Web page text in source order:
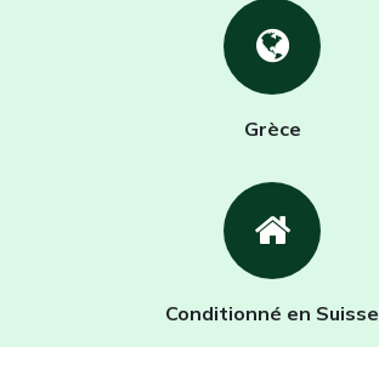
Grèce
Conditionné en Suisse